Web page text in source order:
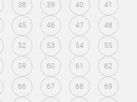
38 39 40 41
45 46 47 48
52 53 54 55
59 60 61 62
66 67 68 69